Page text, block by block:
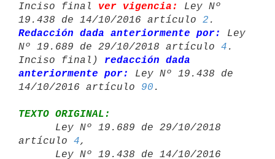
Inciso final ver vigencia:
Ley Nº
19.438 de 14/10/2016 artículo 2
Redacción dada anteriormente por:
Ley
Nº 19.689 de 29/10/2018 artículo 4 .
Inciso final) redacción dada
anteriormente por:
Ley Nº 19.438 de
14/10/2016 artículo 90
TEXTO ORIGINAL:
artículo 4,